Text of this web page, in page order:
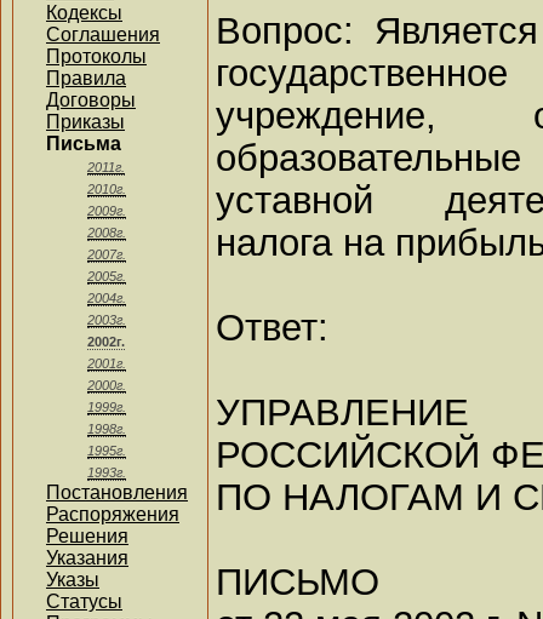
Кодексы
Соглашения
Протоколы
Правила
Договоры
Приказы
Письма
2011г.
2010г.
2009г.
2008г.
2007г.
2005г.
2004г.
2003г.
2002г.
2001г.
2000г.
1999г.
1998г.
1995г.
1993г.
Постановления
Распоряжения
Решения
Указания
Указы
Статусы
Вопрос:
учреждение,
уставной
налога на
Ответ:
РОССИЙСКОЙ
ПО НАЛОГАМ И
ПИСЬМО